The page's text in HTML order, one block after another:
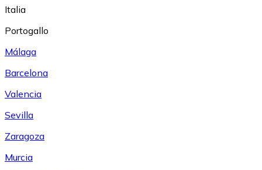
Italia
Portogallo
Málaga
Barcelona
Valencia
Sevilla
Zaragoza
Murcia